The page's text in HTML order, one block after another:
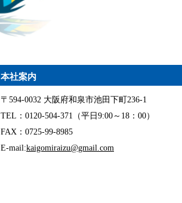
本社案内
〒594-0032 大阪府和泉市池田下町236-1
TEL：0120-504-371（平日9:00～18：00）
FAX：0725-99-8985
E-mail:kaigomiraizu@gmail.com